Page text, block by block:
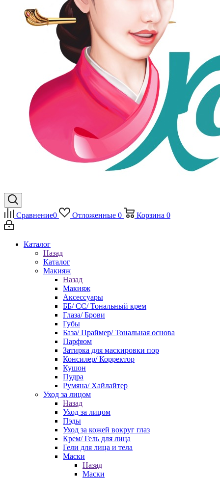
Сравнение0 Отложенные 0 Корзина 0
Каталог
Назад
Каталог
Макияж
Назад
Макияж
Аксессуары
ББ/ СС/ Тональный крем
Глаза/ Брови
Губы
База/ Праймер/ Тональная основа
Парфюм
Затирка для маскировки пор
Консилер/ Корректор
Кушон
Пудра
Румяна/ Хайлайтер
Уход за лицом
Назад
Уход за лицом
Пэды
Уход за кожей вокруг глаз
Крем/ Гель для лица
Гели для лица и тела
Маски
Назад
Маски